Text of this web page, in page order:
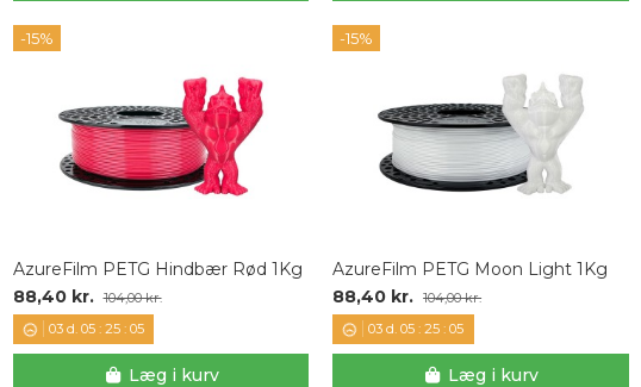
-15%
AzureFilm PETG Hindbær Rød 1Kg
88,40 kr. 104,00 kr.
03d. 05: 25: 04
Læg i kurv
-15%
AzureFilm PETG Moon Light 1Kg
88,40 kr. 104,00 kr.
03 d. 05 :25 :04
Læg i kurv